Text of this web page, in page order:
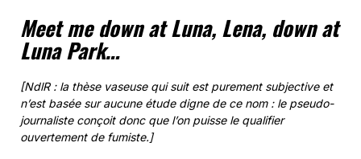
Meet me down at Luna, Lena, down at
Luna Park…
[NdlR : la thèse vaseuse qui suit est purement subjective et
n’est basée sur aucune étude digne de ce nom : le pseudo-
journaliste conçoit donc que l’on puisse le qualifier
ouvertement de fumiste.]